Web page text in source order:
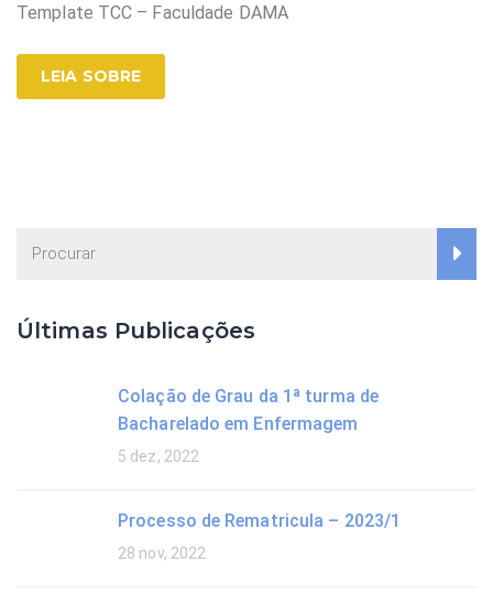
Template TCC – Faculdade DAMA
LEIA SOBRE
Últimas Publicações
Colação de Grau da 1ª turma de
Bacharelado em Enfermagem
5 dez, 2022
Processo de Rematricula – 2023/1
28 nov, 2022